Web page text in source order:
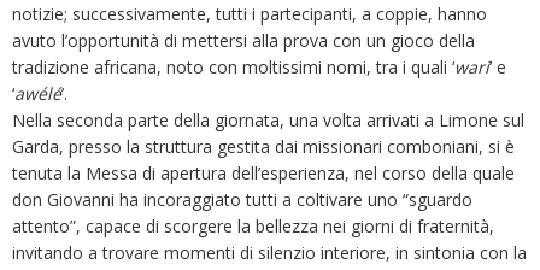
notizie; successivamente, tutti i partecipanti, a coppie, hanno
avuto l’opportunità di mettersi alla prova con un gioco della
tradizione africana, noto con moltissimi nomi, tra i quali ‘wari’ e
‘awélé’.
Nella seconda parte della giornata, una volta arrivati a Limone sul
Garda, presso la struttura gestita dai missionari comboniani, si è
tenuta la Messa di apertura dell’esperienza, nel corso della quale
don Giovanni ha incoraggiato tutti a coltivare uno “sguardo
attento”, capace di scorgere la bellezza nei giorni di fraternità,
invitando a trovare momenti di silenzio interiore, in sintonia con la